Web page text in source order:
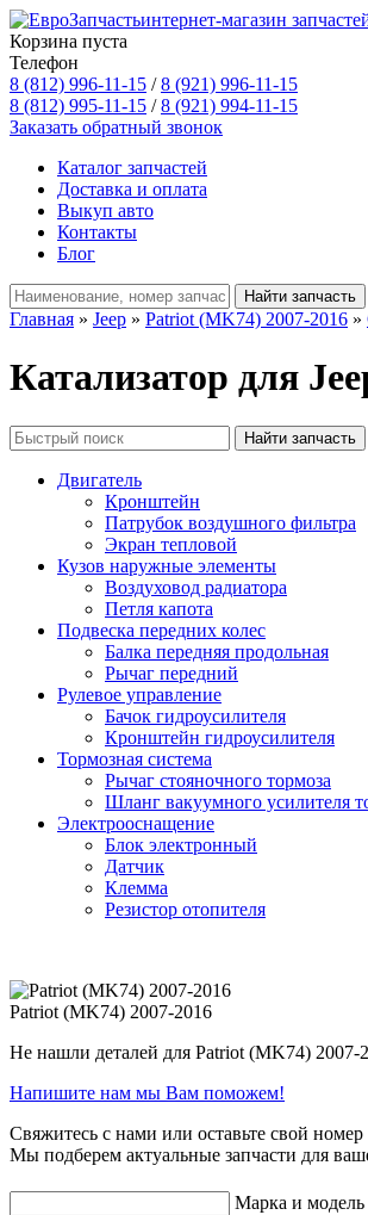
интернет-магазин
Корзина пуста
Телефон
8 (812) 996-11-15 /8 (921) 996-11-15
8 (812) 995-11-15 /8 (921) 994-11-15
Заказать обратный звонок
Каталог запчастей
Доставка и оплата
Выкуп авто
Контакты
Блог
Главная » Jeep » Patriot (MK74) 2007-2016 »
Катализатор для
Двигатель
Кронштейн
Патрубок воздушного фильтра
Экран тепловой
Кузов наружные элементы
Воздуховод радиатора
Петля капота
Подвеска передних колес
Балка передняя продольная
Рычаг передний
Рулевое управление
Бачок гидроусилителя
Кронштейн гидроусилителя
Тормозная система
Рычаг стояночного тормоза
Шланг вакуумного усилителя
Электрооснащение
Блок электронный
Датчик
Клемма
Резистор отопителя
Patriot (MK74) 2007-2016
Не нашли деталей для Patriot (MK74) 2007-
Напишите нам мы Вам поможем!
Свяжитесь с нами или оставьте свой номер
Мы подберем актуальные запчасти для
Марка и модель